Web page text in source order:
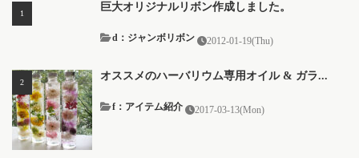
巨大オリジナルリボン作成しました。
2012-01-19(Thu)
d：ジャンボリボン
オススメのハーバリウム専用オイル & ガラ...
2017-03-13(Mon)
f：アイテム紹介